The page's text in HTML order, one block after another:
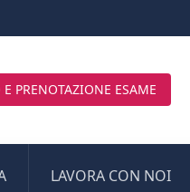
PRENOTAZIONE ESAME
LAVORA CON NOI